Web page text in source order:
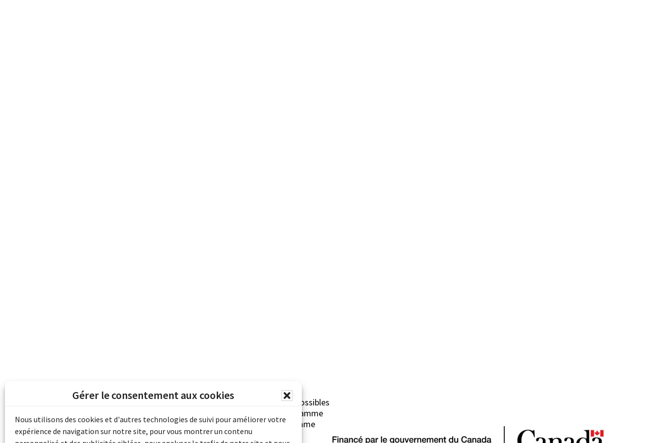
Gérer le consentement aux cookies
Nous utilisons des cookies et d'autres technologies de suivi pour améliorer votre
expérience de navigation sur notre site, pour vous montrer un contenu
Les archives du son et de l'image d'Emile Berliner sont rendues possibles
grâce au financement de Bibliothèque et Archives Canada (Programme
pour les collectivités du patrimoine documentaire) et du Programme
d'aide aux musées (Accès numérique au patrimoine).